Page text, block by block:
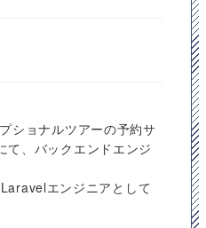
ショナルツアーの予約サ
て、バックエンドエンジ
エンジニアとして